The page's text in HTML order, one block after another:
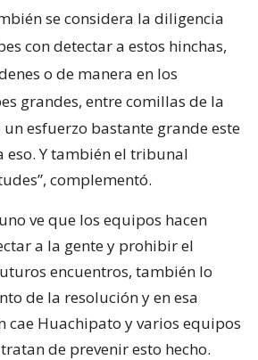
se considera la diligencia
con detectar a estos hinchas,
o de manera en los
grandes, entre comillas de la
esfuerzo bastante grande este
eso. Y también el tribunal
complementó.
ve que los equipos hacen
a la gente y prohibir el
encuentros, también lo
de la resolución y en esa
cae Huachipato y varios equipos
de prevenir esto hecho.